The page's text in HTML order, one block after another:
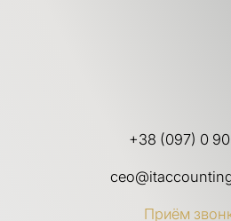
+38 (097) 0
Приём